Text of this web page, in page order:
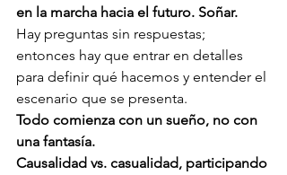
en la marcha hacia el futuro. Soñar.
Hay preguntas sin respuestas;
entonces hay que entrar en detalles
para definir qué hacemos y entender el
escenario que se presenta.
Todo comienza con un sueño, no con
una fantasía.
Causalidad vs. casualidad, participando